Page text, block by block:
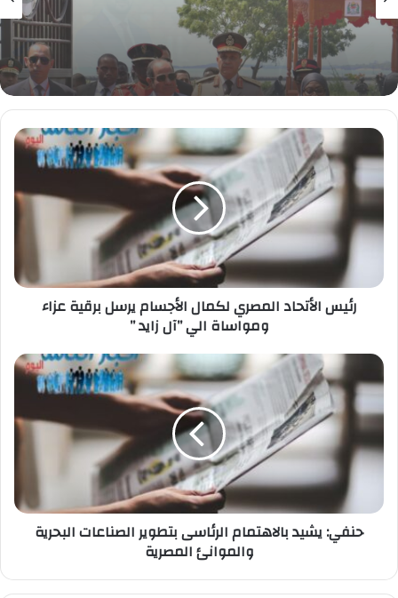
18 يوليو، 2026
هيثم طواله: السيسي في دار السلام.. مصر تكتب
فصلا جديدا من القوة والتنمية في قلب افريقيا
رئيس
الأتحاد
المصري
لكمال
الأجسام
يرسل
برقية
ومواساة
”
رئيس الأتحاد المصري لكمال الأجسام يرسل برقية عزاء
ومواساة الي ”آل زايد ”
حنفي:
يشيد
بالاهتمام
الرئاسى
بتطوير
الصناعات
البحرية
والموانئ
المصرية
حنفي: يشيد بالاهتمام الرئاسى بتطوير الصناعات البحرية
والموانئ المصرية